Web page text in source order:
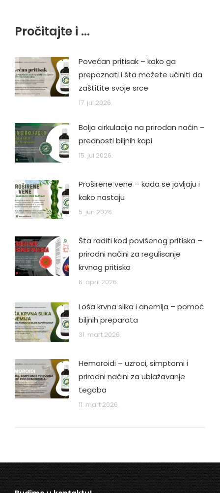
Pročitajte i ...
Povećan pritisak – kako ga
prepoznati i šta možete učiniti da
zaštitite svoje srce
17. jul 2026.
Bolja cirkulacija na prirodan način –
prednosti biljnih kapi
15. jul 2026.
Proširene vene – kada se javljaju i
kako nastaju
5. jun 2026.
Šta raditi kod povišenog pritiska –
prirodni načini za regulisanje
krvnog pritiska
6. april 2026.
Loša krvna slika i anemija – pomoć
biljnih preparata
31. mart 2026.
Hemoroidi – uzroci, simptomi i
prirodni načini za ublažavanje
tegoba
11. mart 2026.